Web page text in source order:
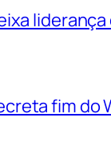
fim do